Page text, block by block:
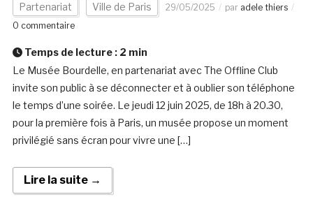
Partenariat Ville de Paris 29/05/2025 par adele thiers
0 commentaire
Temps de lecture : 2 min
Le Musée Bourdelle, en partenariat avec The Offline Club
invite son public à se déconnecter et à oublier son téléphone
le temps d’une soirée. Le jeudi 12 juin 2025, de 18h à 20.30,
pour la première fois à Paris, un musée propose un moment
privilégié sans écran pour vivre une […]
Lire la suite →